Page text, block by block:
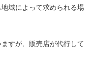
域によって求められる場
すが、販売店が代行して